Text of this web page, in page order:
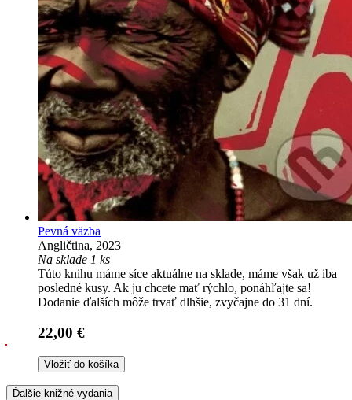
Pevná väzba
Angličtina, 2023
Na sklade 1 ks
Túto knihu máme síce aktuálne na sklade, máme však už iba
posledné kusy. Ak ju chcete mať rýchlo, ponáhľajte sa!
Dodanie ďalších môže trvať dlhšie, zvyčajne do 31 dní.
22,00 €
Vložiť do košíka
Ďalšie knižné vydania